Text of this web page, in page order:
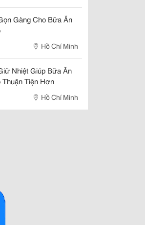
Gàng Cho Bữa Ăn
Hồ Chí Minh
Nhiệt Giúp Bữa Ăn
Thuận Tiện Hơn
Hồ Chí Minh